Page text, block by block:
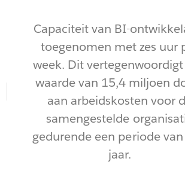
Capaciteit van BI-
toegenomen met zes uur
week. Dit
waarde van 15,4 miljoen
aan arbeidskosten voor
samengestelde
gedurende een periode
jaar.